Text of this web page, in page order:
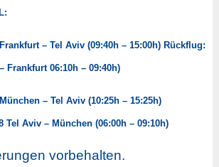
– Tel Aviv (09:40h – 15:00h) Rückflug:
Frankfurt 06:10h – 09:40h)
– Tel Aviv (10:25h – 15:25h)
Tel Aviv – München (06:00h – 09:10h)
vorbehalten.